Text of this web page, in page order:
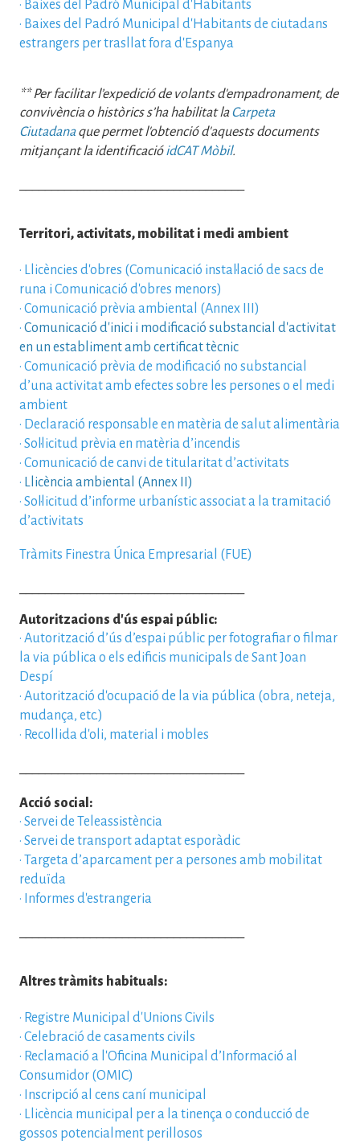
· Baixes del Padró Municipal d'Habitants
· Baixes del Padró Municipal d'Habitants de ciutadans
estrangers per trasllat fora d'Espanya
** Per facilitar l’expedició de volants d'empadronament, de
convivència o històrics s’ha habilitat laCarpeta
Ciutadanaque permet l'obtenció d'aquests documents
mitjançant la identificacióidCAT Mòbil.
Territori, activitats, mobilitat i medi ambient
· Llicències d'obres (Comunicació instal·lació de sacs de
runa i Comunicació d'obres menors)
· Comunicació prèvia ambiental (Annex III)
· Comunicació d'inici i modificació substancial d'activitat
en un establiment amb certificat tècnic
· Comunicació prèvia de modificació no substancial
d’una activitat amb efectes sobre les persones o el medi
ambient
· Declaració responsable en matèria de salut alimentària
· Sol·licitud prèvia en matèria d’incendis
· Comunicació de canvi de titularitat d’activitats
· Llicència ambiental (Annex II)
· Sol·licitud d’informe urbanístic associat a la tramitació
d’activitats
Tràmits Finestra Única Empresarial (FUE)
Autoritzacions d'ús espai públic:
· Autorització d’ús d’espai públic per fotografiar o filmar
la via pública o els edificis municipals de Sant Joan
Despí
· Autorització d'ocupació de la via pública (obra, neteja,
mudança, etc.)
· Recollida d'oli, material i mobles
Acció social:
· Servei de Teleassistència
· Servei de transport adaptat esporàdic
· Targeta d’aparcament per a persones amb mobilitat
reduïda
· Informes d'estrangeria
Altres tràmits habituals:
· Registre Municipal d'Unions Civils
· Celebració de casaments civils
· Reclamació a l'Oficina Municipal d’Informació al
Consumidor (OMIC)
· Inscripció al cens caní municipal
· Llicència municipal per a la tinença o conducció de
gossos potencialment perillosos